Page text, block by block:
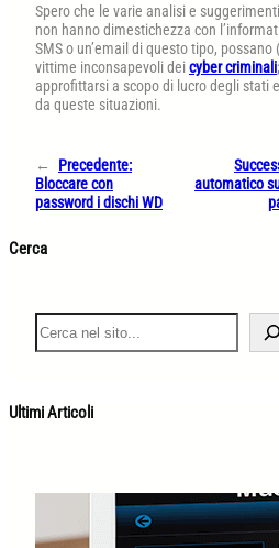
Spero che le varie analisi e
non hanno dimestichezza con
SMS o un’email di questo tipo,
vittime inconsapevoli deicyber criminali
approfittarsi a scopo di lucro degli stati
da queste situazioni.
←
Precedente:
Bloccare con
password i dischi WD
automatico
Cerca
S
e
a
h
Ultimi Articoli